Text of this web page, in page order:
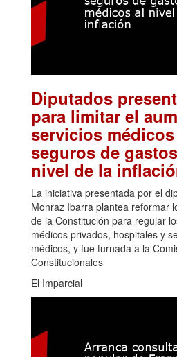
Diputados
para limitar el
servicios
seguros de
nivel de la
La iniciativa presentada por el
Monraz Ibarra plantea reformar
de la Constitución para regular
médicos privados, hospitales y
médicos, y fue turnada a la
Constitucionales
El Imparcial